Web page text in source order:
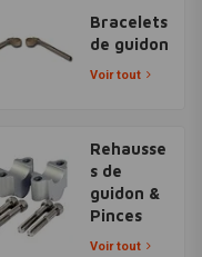
Bracelets
de guidon
Voir tout
Rehausse
s de
guidon &
Pinces
Voir tout